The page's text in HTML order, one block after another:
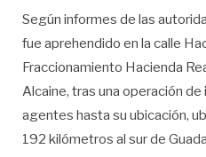
Según informes de las
fue aprehendido en la calle
Fraccionamiento Hacienda
Alcaine, tras una operación
agentes hasta su ubicación,
192 kilómetros al sur de